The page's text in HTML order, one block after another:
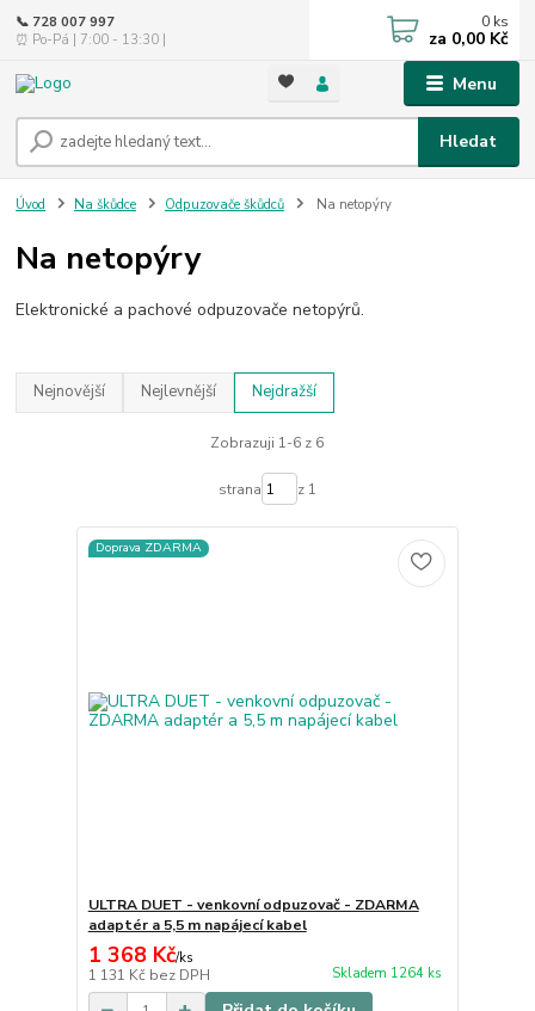
Menu
Hledat
📞 728 007 997
⏰ Po-Pá | 7:00 - 13:30 |
0 ks
za 0,00 Kč
Úvod Na škůdce Odpuzovače škůdců Na netopýry
Na netopýry
Elektronické a pachové odpuzovače netopýrů.
Nejnovější Nejlevnější Nejdražší
Zobrazuji 1-6 z 6
strana z 1
Doprava ZDARMA
ULTRA DUET - venkovní odpuzovač - ZDARMA
adaptér a 5,5 m napájecí kabel
1 368 Kč/ks
1 131 Kč bez DPH Skladem 1264 ks